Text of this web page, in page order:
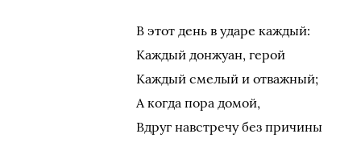
В этот день в ударе каждый:
Каждый донжуан, герой
Каждый смелый и отважный;
А когда пора домой,
Вдруг навстречу без причины